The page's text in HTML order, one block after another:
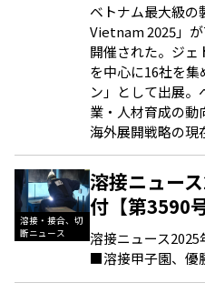
ベトナム最大級の
Vietnam 2025」
開催された。ジェ
を中心に16社を
ン」として出展
業・人材育成の動
海外展開戦略の現
溶接・接合、切
断ニュース
溶接ニュー
付【第3590号
溶接ニュース2025
■溶接甲子園、優